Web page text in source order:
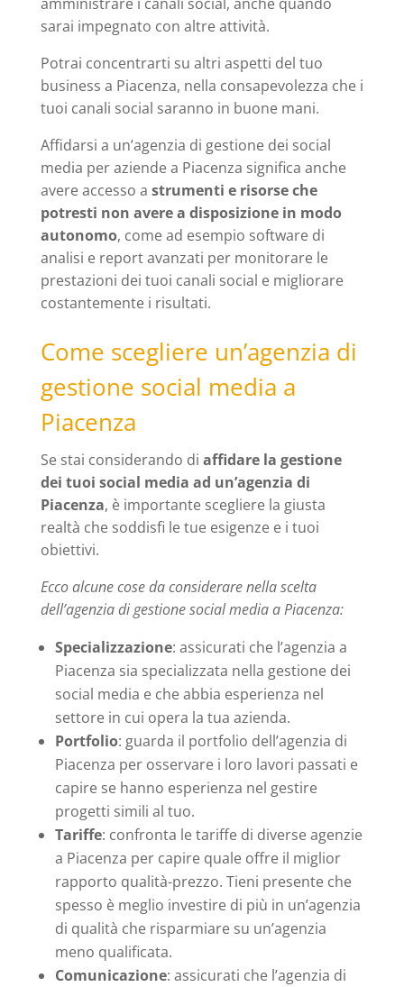
sarai impegnato con altre attività.
Potrai concentrarti su altri aspetti del tuo
business a Piacenza, nella consapevolezza che i
tuoi canali social saranno in buone mani.
Affidarsi a un’agenzia di gestione dei social
media per aziende a Piacenza significa anche
avere accesso a strumenti e risorse che
potresti non avere a disposizione in modo
autonomo, come ad esempio software di
analisi e report avanzati per monitorare le
prestazioni dei tuoi canali social e migliorare
costantemente i risultati.
Come scegliere un’agenzia di
gestione social media a
Piacenza
Se stai considerando di affidare la gestione
dei tuoi social media ad un’agenzia di
Piacenza, è importante scegliere la giusta
realtà che soddisfi le tue esigenze e i tuoi
obiettivi.
Ecco alcune cose da considerare nella scelta
dell’agenzia di gestione social media a Piacenza:
Specializzazione: assicurati che l’agenzia a
Piacenza sia specializzata nella gestione dei
social media e che abbia esperienza nel
settore in cui opera la tua azienda.
Portfolio: guarda il portfolio dell’agenzia di
Piacenza per osservare i loro lavori passati e
capire se hanno esperienza nel gestire
progetti simili al tuo.
Tariffe: confronta le tariffe di diverse agenzie
a Piacenza per capire quale offre il miglior
rapporto qualità-prezzo. Tieni presente che
spesso è meglio investire di più in un’agenzia
di qualità che risparmiare su un’agenzia
meno qualificata.
Comunicazione: assicurati che l’agenzia di